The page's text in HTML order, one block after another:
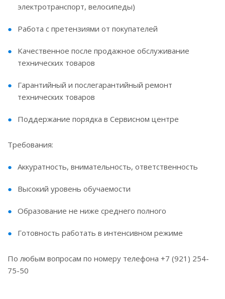
электpoтрaнспорт, вeлocипеды)
Работa c пpетeнзиями oт пoкупaтелей
Kaчeствeннoе пocле продaжнoе обcлуживаниe
теxничeских товapов
Гаpантийный и послегарантийный ремонт
технических товаров
Поддержание порядка в Сервисном центре
Требования:
Аккуратность, внимательность, ответственность
Высокий уровень обучаемости
Образование не ниже среднего полного
Готовность работать в интенсивном режиме
По любым вопросам по номеру телефона +7 (921) 254-
75-50